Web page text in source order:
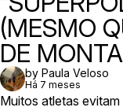
(MESMO
DE
by Paula Veloso
Há 7 meses
Muitos atletas